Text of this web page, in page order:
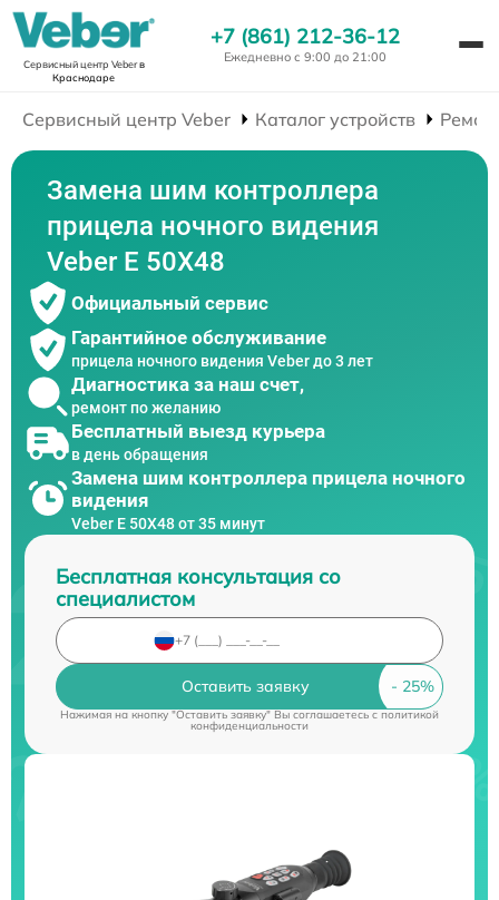
Сервисный центр Veberв
Краснодаре
+7 (861) 212-36-12
Ежедневно с 9:00 до 21:00
Сервисный центр Veber Каталог устройств
Замена шим контроллера
прицела ночного видения
Veber E 50X48
Официальный сервис
Гарантийное обслуживание
прицела ночного видения Veber до 3 лет
Диагностика за наш счет,
ремонт по желанию
Бесплатный выезд курьера
в день обращения
Замена шим контроллера прицела ночного
видения
Veber E 50X48 от 35 минут
Бесплатная консультация со
специалистом
Оставить заявку
Нажимая на кнопку "Оставить заявку" Вы соглашаетесь cполитикой
конфиденциальности